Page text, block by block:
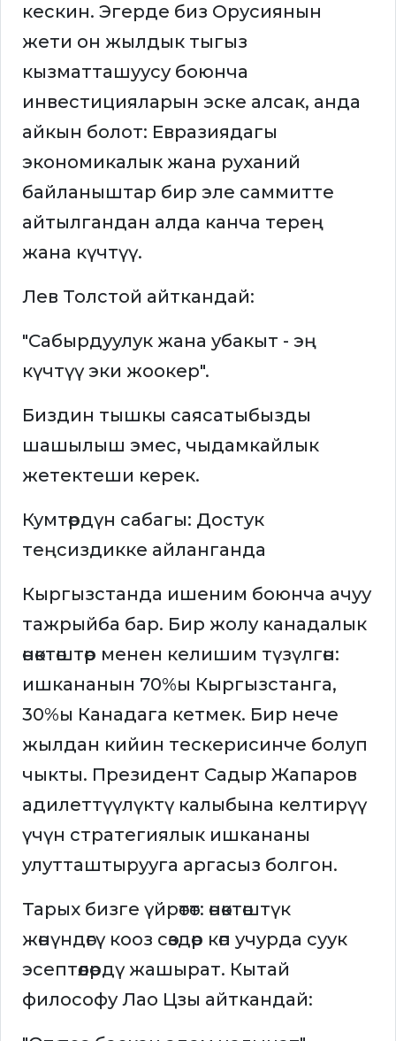
кескин. Эгерде биз Орусиянын
жети он жылдык тыгыз
кызматташуусу боюнча
инвестицияларын эске алсак, анда
айкын болот: Евразиядагы
экономикалык жана руханий
байланыштар бир эле саммитте
айтылгандан алда канча терең
жана күчтүү.
Лев Толстой айткандай:
"Сабырдуулук жана убакыт - эң
күчтүү эки жоокер".
Биздин тышкы саясатыбызды
шашылыш эмес, чыдамкайлык
жетектеши керек.
Кумтөрдүн сабагы: Достук
теңсиздикке айланганда
Кыргызстанда ишеним боюнча ачуу
тажрыйба бар. Бир жолу канадалык
өнөктөштөр менен келишим түзүлгөн:
ишкананын 70%ы Кыргызстанга,
30%ы Канадага кетмек. Бир нече
жылдан кийин тескерисинче болуп
чыкты. Президент Садыр Жапаров
адилеттүүлүктү калыбына келтирүү
үчүн стратегиялык ишкананы
улутташтырууга аргасыз болгон.
Тарых бизге үйрөтөт: өнөктөштүк
жөнүндөгү кооз сөздөр көп учурда суук
эсептөөлөрдү жашырат. Кытай
философу Лао Цзы айткандай: